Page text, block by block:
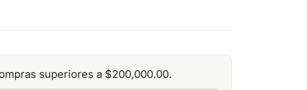
superiores a $200,000.00.